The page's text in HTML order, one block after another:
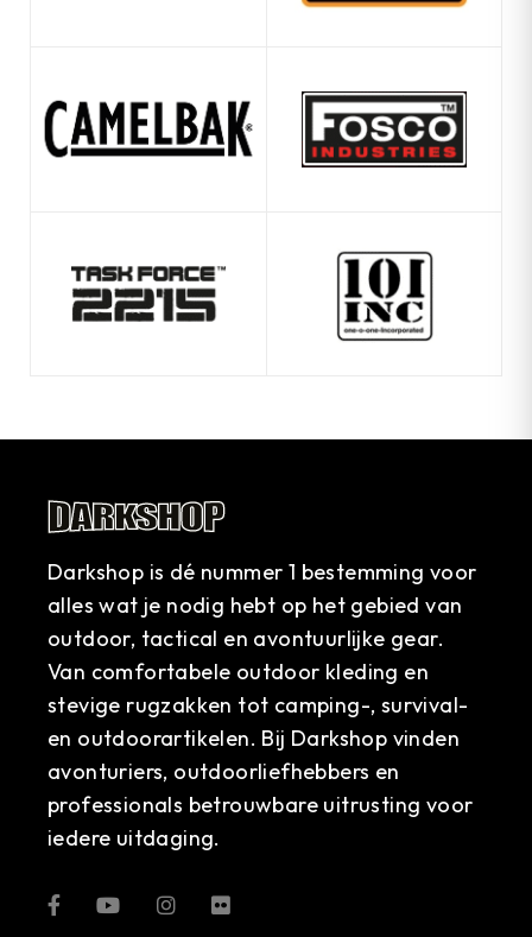
Darkshop is dé nummer 1 bestemming voor
alles wat je nodig hebt op het gebied van
outdoor, tactical en avontuurlijke gear.
Van comfortabele outdoor kleding en
stevige rugzakken tot camping-, survival-
en outdoorartikelen. Bij Darkshop vinden
avonturiers, outdoorliefhebbers en
professionals betrouwbare uitrusting voor
iedere uitdaging.